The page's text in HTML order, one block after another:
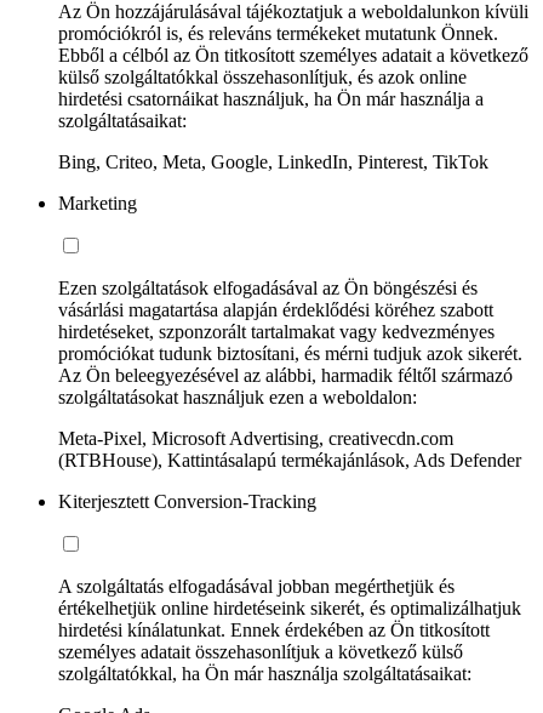
Az Ön hozzájárulásával tájékoztatjuk a weboldalunkon kívüli
promóciókról is, és releváns termékeket mutatunk Önnek.
Ebből a célból az Ön titkosított személyes adatait a következő
külső szolgáltatókkal összehasonlítjuk, és azok online
hirdetési csatornáikat használjuk, ha Ön már használja a
szolgáltatásaikat:
Bing, Criteo, Meta, Google, LinkedIn, Pinterest, TikTok
Marketing
Ezen szolgáltatások elfogadásával az Ön böngészési és
vásárlási magatartása alapján érdeklődési köréhez szabott
hirdetéseket, szponzorált tartalmakat vagy kedvezményes
promóciókat tudunk biztosítani, és mérni tudjuk azok sikerét.
Az Ön beleegyezésével az alábbi, harmadik féltől származó
szolgáltatásokat használjuk ezen a weboldalon:
Meta-Pixel, Microsoft Advertising, creativecdn.com
(RTBHouse), Kattintásalapú termékajánlások, Ads Defender
Kiterjesztett Conversion-Tracking
A szolgáltatás elfogadásával jobban megérthetjük és
értékelhetjük online hirdetéseink sikerét, és optimalizálhatjuk
hirdetési kínálatunkat. Ennek érdekében az Ön titkosított
személyes adatait összehasonlítjuk a következő külső
szolgáltatókkal, ha Ön már használja szolgáltatásaikat: